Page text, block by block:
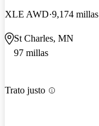
XLE AWD 9,174 millas
St Charles, MN
97 millas
Trato justo